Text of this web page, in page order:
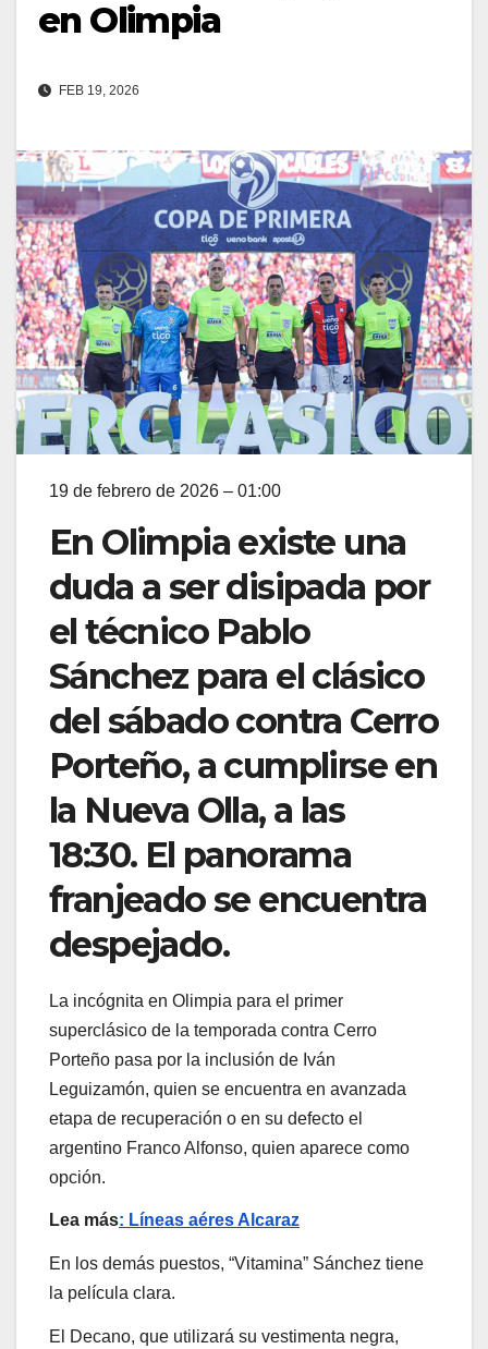
en Olimpia
FEB 19, 2026
19 de febrero de 2026 – 01:00
En Olimpia existe una
duda a ser disipada por
el técnico Pablo
Sánchez para el clásico
del sábado contra Cerro
Porteño, a cumplirse en
la Nueva Olla, a las
18:30. El panorama
franjeado se encuentra
despejado.
La incógnita en Olimpia para el primer
superclásico de la temporada contra Cerro
Porteño pasa por la inclusión de Iván
Leguizamón, quien se encuentra en avanzada
etapa de recuperación o en su defecto el
argentino Franco Alfonso, quien aparece como
opción.
Lea más: Líneas aéres Alcaraz
En los demás puestos, “Vitamina” Sánchez tiene
la película clara.
El Decano, que utilizará su vestimenta negra,